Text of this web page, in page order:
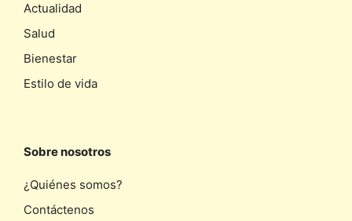
Actualidad
Salud
Bienestar
Estilo de vida
Sobre nosotros
¿Quiénes somos?
Contáctenos